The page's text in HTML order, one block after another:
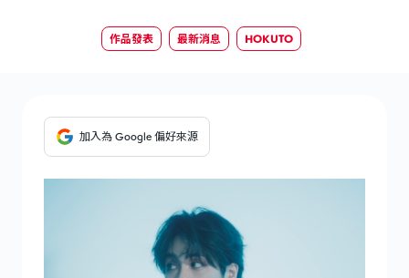
作品發表 最新消息 HOKUTO
加入為 Google 偏好來源